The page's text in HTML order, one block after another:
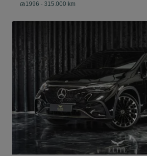
1996 - 315.000 km